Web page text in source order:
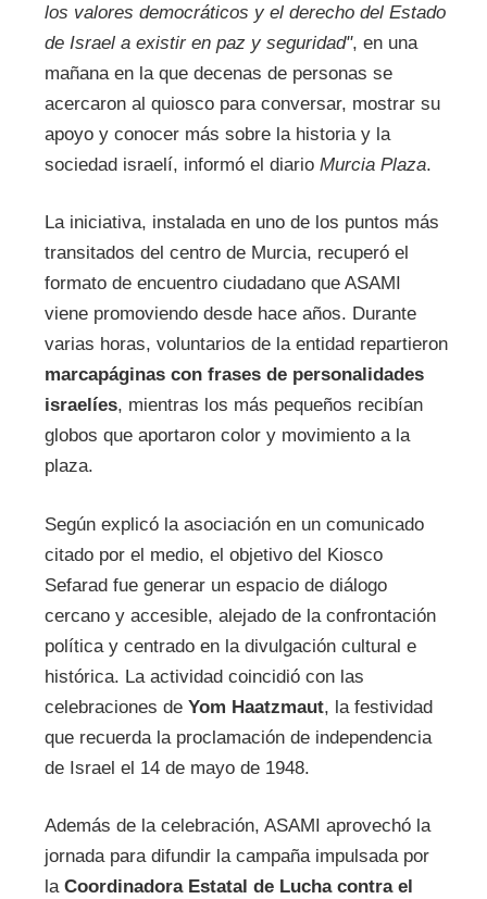
los valores democráticos y el derecho del Estado
de Israel a existir en paz y seguridad", en una
mañana en la que decenas de personas se
acercaron al quiosco para conversar, mostrar su
apoyo y conocer más sobre la historia y la
sociedad israelí, informó el diario Murcia Plaza.
La iniciativa, instalada en uno de los puntos más
transitados del centro de Murcia, recuperó el
formato de encuentro ciudadano que ASAMI
viene promoviendo desde hace años. Durante
varias horas, voluntarios de la entidad repartieron
marcapáginas con frases de personalidades
israelíes, mientras los más pequeños recibían
globos que aportaron color y movimiento a la
plaza.
Según explicó la asociación en un comunicado
citado por el medio, el objetivo del Kiosco
Sefarad fue generar un espacio de diálogo
cercano y accesible, alejado de la confrontación
política y centrado en la divulgación cultural e
histórica. La actividad coincidió con las
celebraciones de Yom Haatzmaut, la festividad
que recuerda la proclamación de independencia
de Israel el 14 de mayo de 1948.
Además de la celebración, ASAMI aprovechó la
jornada para difundir la campaña impulsada por
la Coordinadora Estatal de Lucha contra el